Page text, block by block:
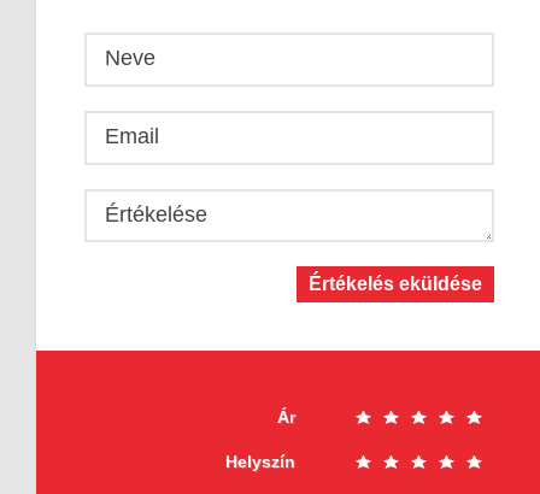
Neve
Email
Értékelése
Értékelés eküldése
Ár
Helyszín